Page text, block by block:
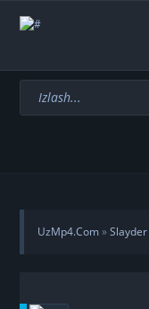
UzMp4.Com»Slayder